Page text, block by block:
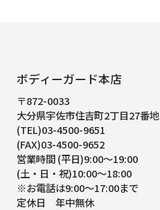
ボディーガード本店
〒872-0033
大分県宇佐市住吉町2丁目27番地
(TEL)03-4500-9651
(FAX)03-4500-9652
営業時間 (平日)9:00～19:00
(土・日・祝)10:00～18:00
※お電話は9:00～17:00まで
定休日 年中無休